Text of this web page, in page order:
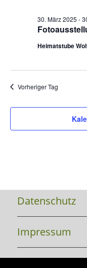
30. März 2025 -
Heimatstube
Vorheriger Tag
Datenschutz
Impressum